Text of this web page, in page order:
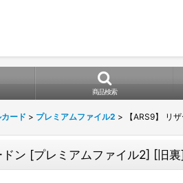
商品検索
カード > プレミアムファイル2 > 【ARS9】 リ
ドン [プレミアムファイル2] [旧